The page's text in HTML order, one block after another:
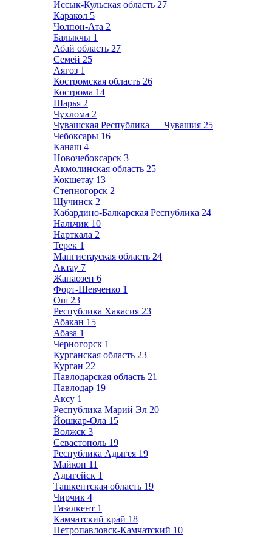
Иссык-Кульская область 27
Каракол 5
Чолпон-Ата 2
Балыкчы 1
Абай область 27
Семей 25
Аягоз 1
Костромская область 26
Кострома 14
Шарья 2
Чухлома 2
Чувашская Республика — Чувашия 25
Чебоксары 16
Канаш 4
Новочебоксарск 3
Акмолинская область 25
Кокшетау 13
Степногорск 2
Щучинск 2
Кабардино-Балкарская Республика 24
Нальчик 10
Нарткала 2
Терек 1
Мангистауская область 24
Актау 7
Жанаозен 6
Форт-Шевченко 1
Ош 23
Республика Хакасия 23
Абакан 15
Абаза 1
Черногорск 1
Курганская область 23
Курган 22
Павлодарская область 21
Павлодар 19
Аксу 1
Республика Марий Эл 20
Йошкар-Ола 15
Волжск 3
Севастополь 19
Республика Адыгея 19
Майкоп 11
Адыгейск 1
Ташкентская область 19
Чирчик 4
Газалкент 1
Камчатский край 18
Петропавловск-Камчатский 10